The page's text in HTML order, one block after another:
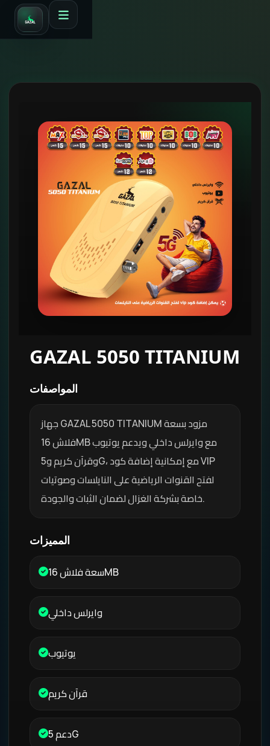
GAZAL 5050 TITANIUM
المواصفات
جهاز GAZAL 5050 TITANIUM مزود بسعة
فلاش 16MB مع وايرلس داخلي ويدعم يوتيوب
وقرآن كريم و5G، مع إمكانية إضافة كود VIP
لفتح القنوات الرياضية على النايلسات وصوتيات
خاصة بشركة الغزال لضمان الثبات والجودة.
المميزات
سعة فلاش 16MB
وايرلس داخلي
يوتيوب
قرآن كريم
دعم 5G